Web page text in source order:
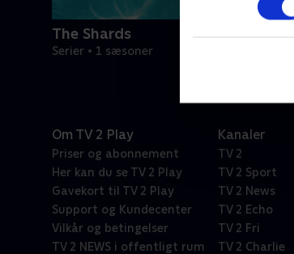
The Shards
Serier • 1 sæsoner
Om TV 2 Play
Priser og abonnement
Her kan du se TV 2 Play
Gavekort til TV 2 Play
Support og Kundecenter
Vilkår og betingelser
TV 2 NEWS i offentligt rum
Kanaler
TV 2
TV 2 Sport
TV 2 News
TV 2 Echo
TV 2 Fri
TV 2 Charlie